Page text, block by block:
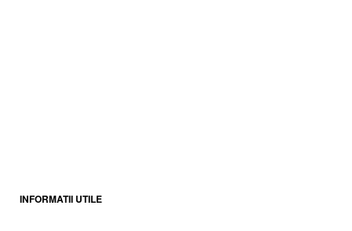
INFORMATII UTILE